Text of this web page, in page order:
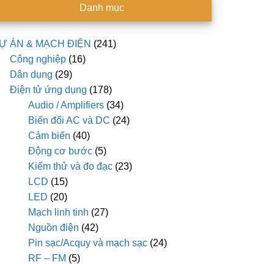
Danh mục
ÁN & MẠCH ĐIỆN (241)
Công nghiệp (16)
Dân dụng (29)
Điện tử ứng dụng (178)
Audio / Amplifiers (34)
Biến đổi AC và DC (24)
Cảm biến (40)
Động cơ bước (5)
Kiểm thử và đo đạc (23)
LCD (15)
LED (20)
Mạch linh tinh (27)
Nguồn điện (42)
Pin sạc/Acquy và mạch sạc (24)
RF – FM (5)